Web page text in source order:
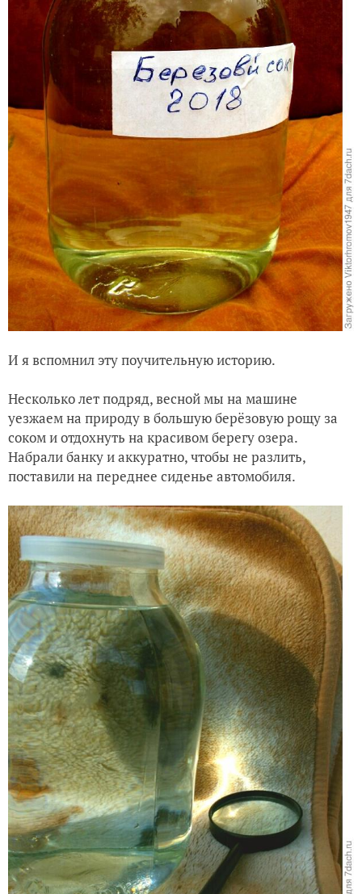
И я вспомнил эту поучительную историю.
Несколько лет подряд, весной мы на машине
уезжаем на природу в большую берёзовую рощу за
соком и отдохнуть на красивом берегу озера.
Набрали банку и аккуратно, чтобы не разлить,
поставили на переднее сиденье автомобиля.